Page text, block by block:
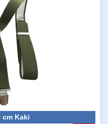
cm Kaki